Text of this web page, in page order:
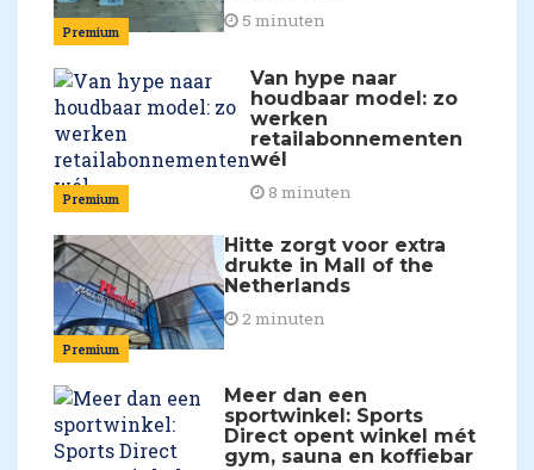
Premium
5 minuten
Premium
Van hype naar
houdbaar model: zo
werken
retailabonnementen
wél
8 minuten
Premium
Hitte zorgt voor extra
drukte in Mall of the
Netherlands
2 minuten
Meer dan een
sportwinkel: Sports
Direct opent winkel mét
gym, sauna en koffiebar